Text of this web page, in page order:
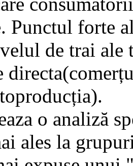
Punctul forte
de trai
o analiză
ales la